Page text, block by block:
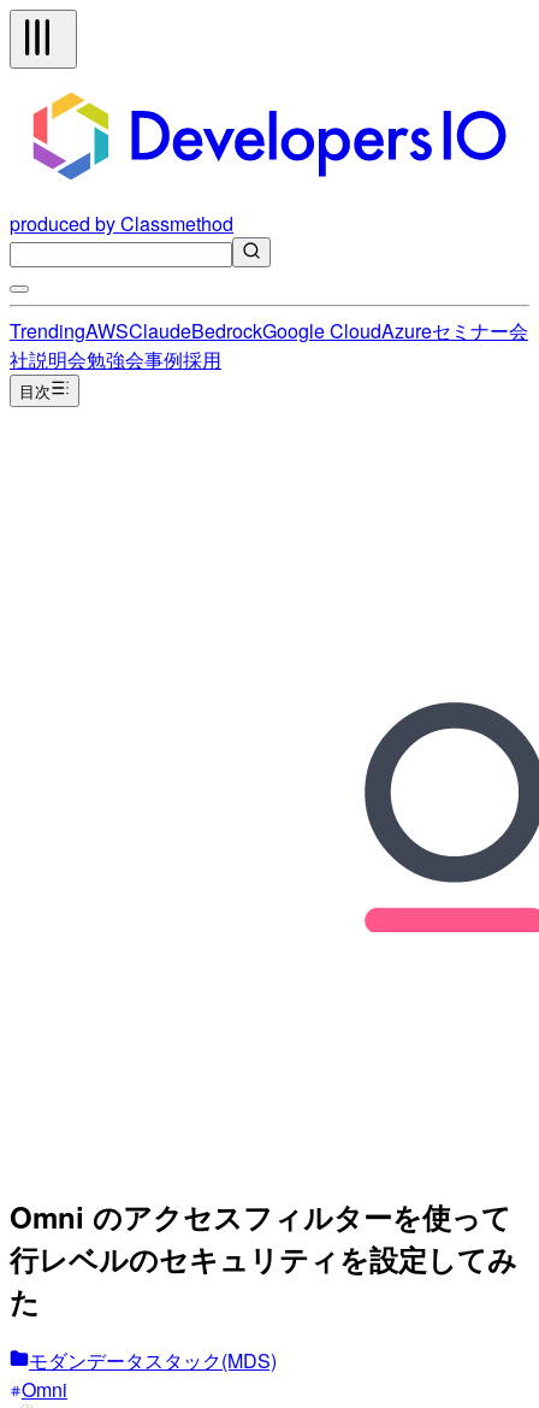
produced by Classmethod
TrendingAWSClaudeBedrockGoogle CloudAzureセミナー会
社説明会勉強会事例採用
目次
Omni のアクセスフィルターを使って
行レベルのセキュリティを設定してみ
た
モダンデータスタック(MDS)
Omni